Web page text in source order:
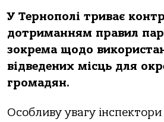
У Тернополі триває
дотриманням правил
зокрема щодо
відведених місць для
громадян.
Особливу увагу